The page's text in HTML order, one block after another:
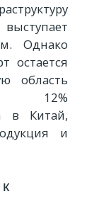
Однако
остается
область
12%
в Китай,
и